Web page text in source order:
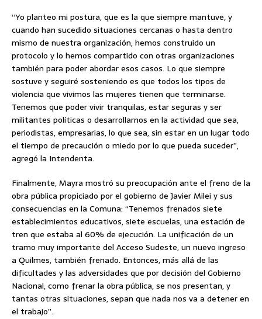
“Yo planteo mi postura, que es la que siempre mantuve, y
cuando han sucedido situaciones cercanas o hasta dentro
mismo de nuestra organización, hemos construido un
protocolo y lo hemos compartido con otras organizaciones
también para poder abordar esos casos. Lo que siempre
sostuve y seguiré sosteniendo es que todos los tipos de
violencia que vivimos las mujeres tienen que terminarse.
Tenemos que poder vivir tranquilas, estar seguras y ser
militantes políticas o desarrollarnos en la actividad que sea,
periodistas, empresarias, lo que sea, sin estar en un lugar todo
el tiempo de precaución o miedo por lo que pueda suceder”,
agregó la Intendenta.
Finalmente, Mayra mostró su preocupación ante el freno de la
obra pública propiciado por el gobierno de Javier Milei y sus
consecuencias en la Comuna: “Tenemos frenados siete
establecimientos educativos, siete escuelas, una estación de
tren que estaba al 60% de ejecución. La unificación de un
tramo muy importante del Acceso Sudeste, un nuevo ingreso
a Quilmes, también frenado. Entonces, más allá de las
dificultades y las adversidades que por decisión del Gobierno
Nacional, como frenar la obra pública, se nos presentan, y
tantas otras situaciones, sepan que nada nos va a detener en
el trabajo”.